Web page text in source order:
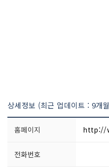
상세정보 (최근 업데이트 : 9개
홈페이지 http://
전화번호